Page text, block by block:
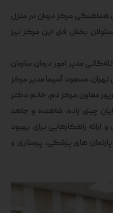
هماهنگی مرکز درمان در منزل
بخش فنی این مرکز نیز
مدیر امور درمان سازمان
مسعود آسیما مدیر مرکز
معاون مرکز دم، خانم دکتر
چینی زاده، شاهنده و جاهد
راهکارهایی برای بهبود
های پزشکی، پرستاری و